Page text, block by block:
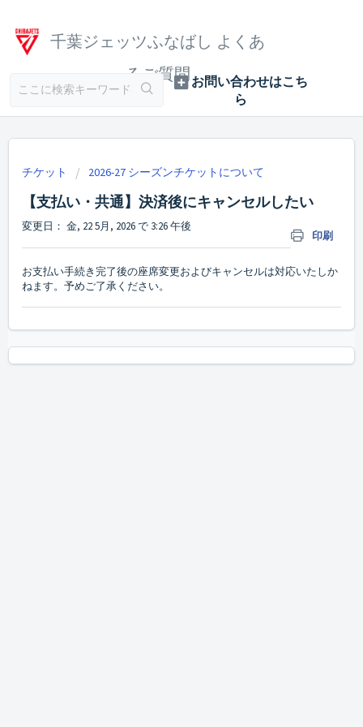
千葉ジェッツふなばし よくあ
るご質問
チケット 2026-27 シーズンチケットについて
【支払い・共通】決済後にキャンセルしたい
印刷
変更日： 金, 22 5月, 2026 で 3:26 午後
お支払い手続き完了後の座席変更およびキャンセルは対応いたしか
ねます。予めご了承ください。